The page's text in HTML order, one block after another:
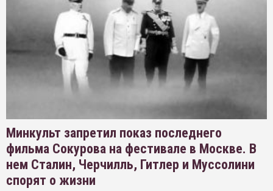
Минкульт запретил показ последнего
фильма Сокурова на фестивале в Москве. В
нем Сталин, Черчилль, Гитлер и Муссолини
спорят о жизни